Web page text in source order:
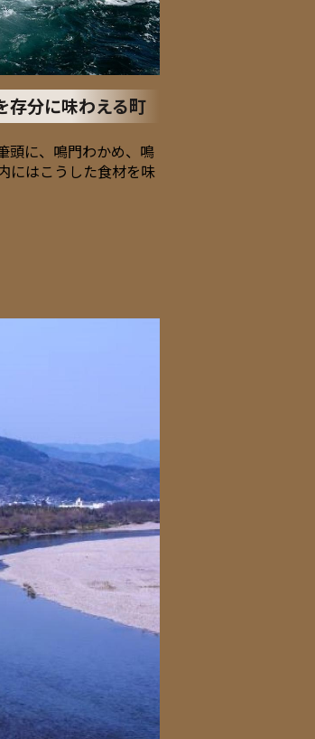
存分に味わえる町
頭に、鳴門わかめ、鳴
にはこうした食材を味